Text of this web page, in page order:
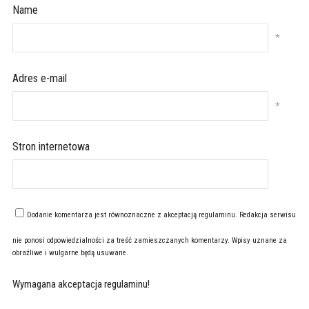
Name
*
Adres e-mail
*
Stron internetowa
Dodanie komentarza jest równoznaczne z akceptacją regulaminu. Redakcja serwisu
nie ponosi odpowiedzialności za treść zamieszczanych komentarzy. Wpisy uznane za
obraźliwe i wulgarne będą usuwane.
Wymagana akceptacja regulaminu!